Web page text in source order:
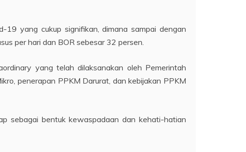
19 yang cukup signifikan, dimana sampai dengan
per hari dan BOR sebesar 32 persen.
yang telah dilaksanakan oleh Pemerintah
penerapan PPKM Darurat, dan kebijakan PPKM
sebagai bentuk kewaspadaan dan kehati-hatian